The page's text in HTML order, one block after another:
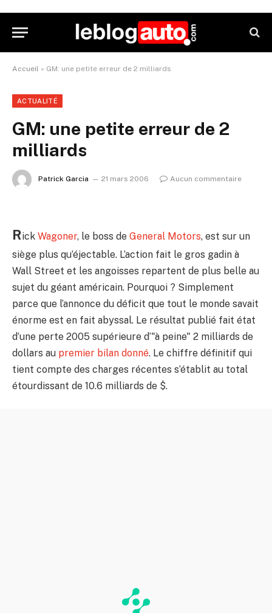
Accueil » GM: une petite erreur de 2 milliards
ACTUALITÉ
GM: une petite erreur de 2
milliards
Patrick Garcia 21 mars 2006 Aucun commentaire
Rick Wagoner, le boss de General Motors, est sur un
siège plus qu’éjectable. L’action fait le gros gadin à
Wall Street et les angoisses repartent de plus belle au
sujet du géant américain. Pourquoi ? Simplement
parce que l’annonce du déficit que tout le monde savait
énorme est en fait abyssal. Le résultat publié fait état
d’une perte 2005 supérieure d’"à peine" 2 milliards de
dollars au premier bilan donné. Le chiffre définitif qui
tient compte des charges récentes s’établit au total
étourdissant de 10.6 milliards de $.